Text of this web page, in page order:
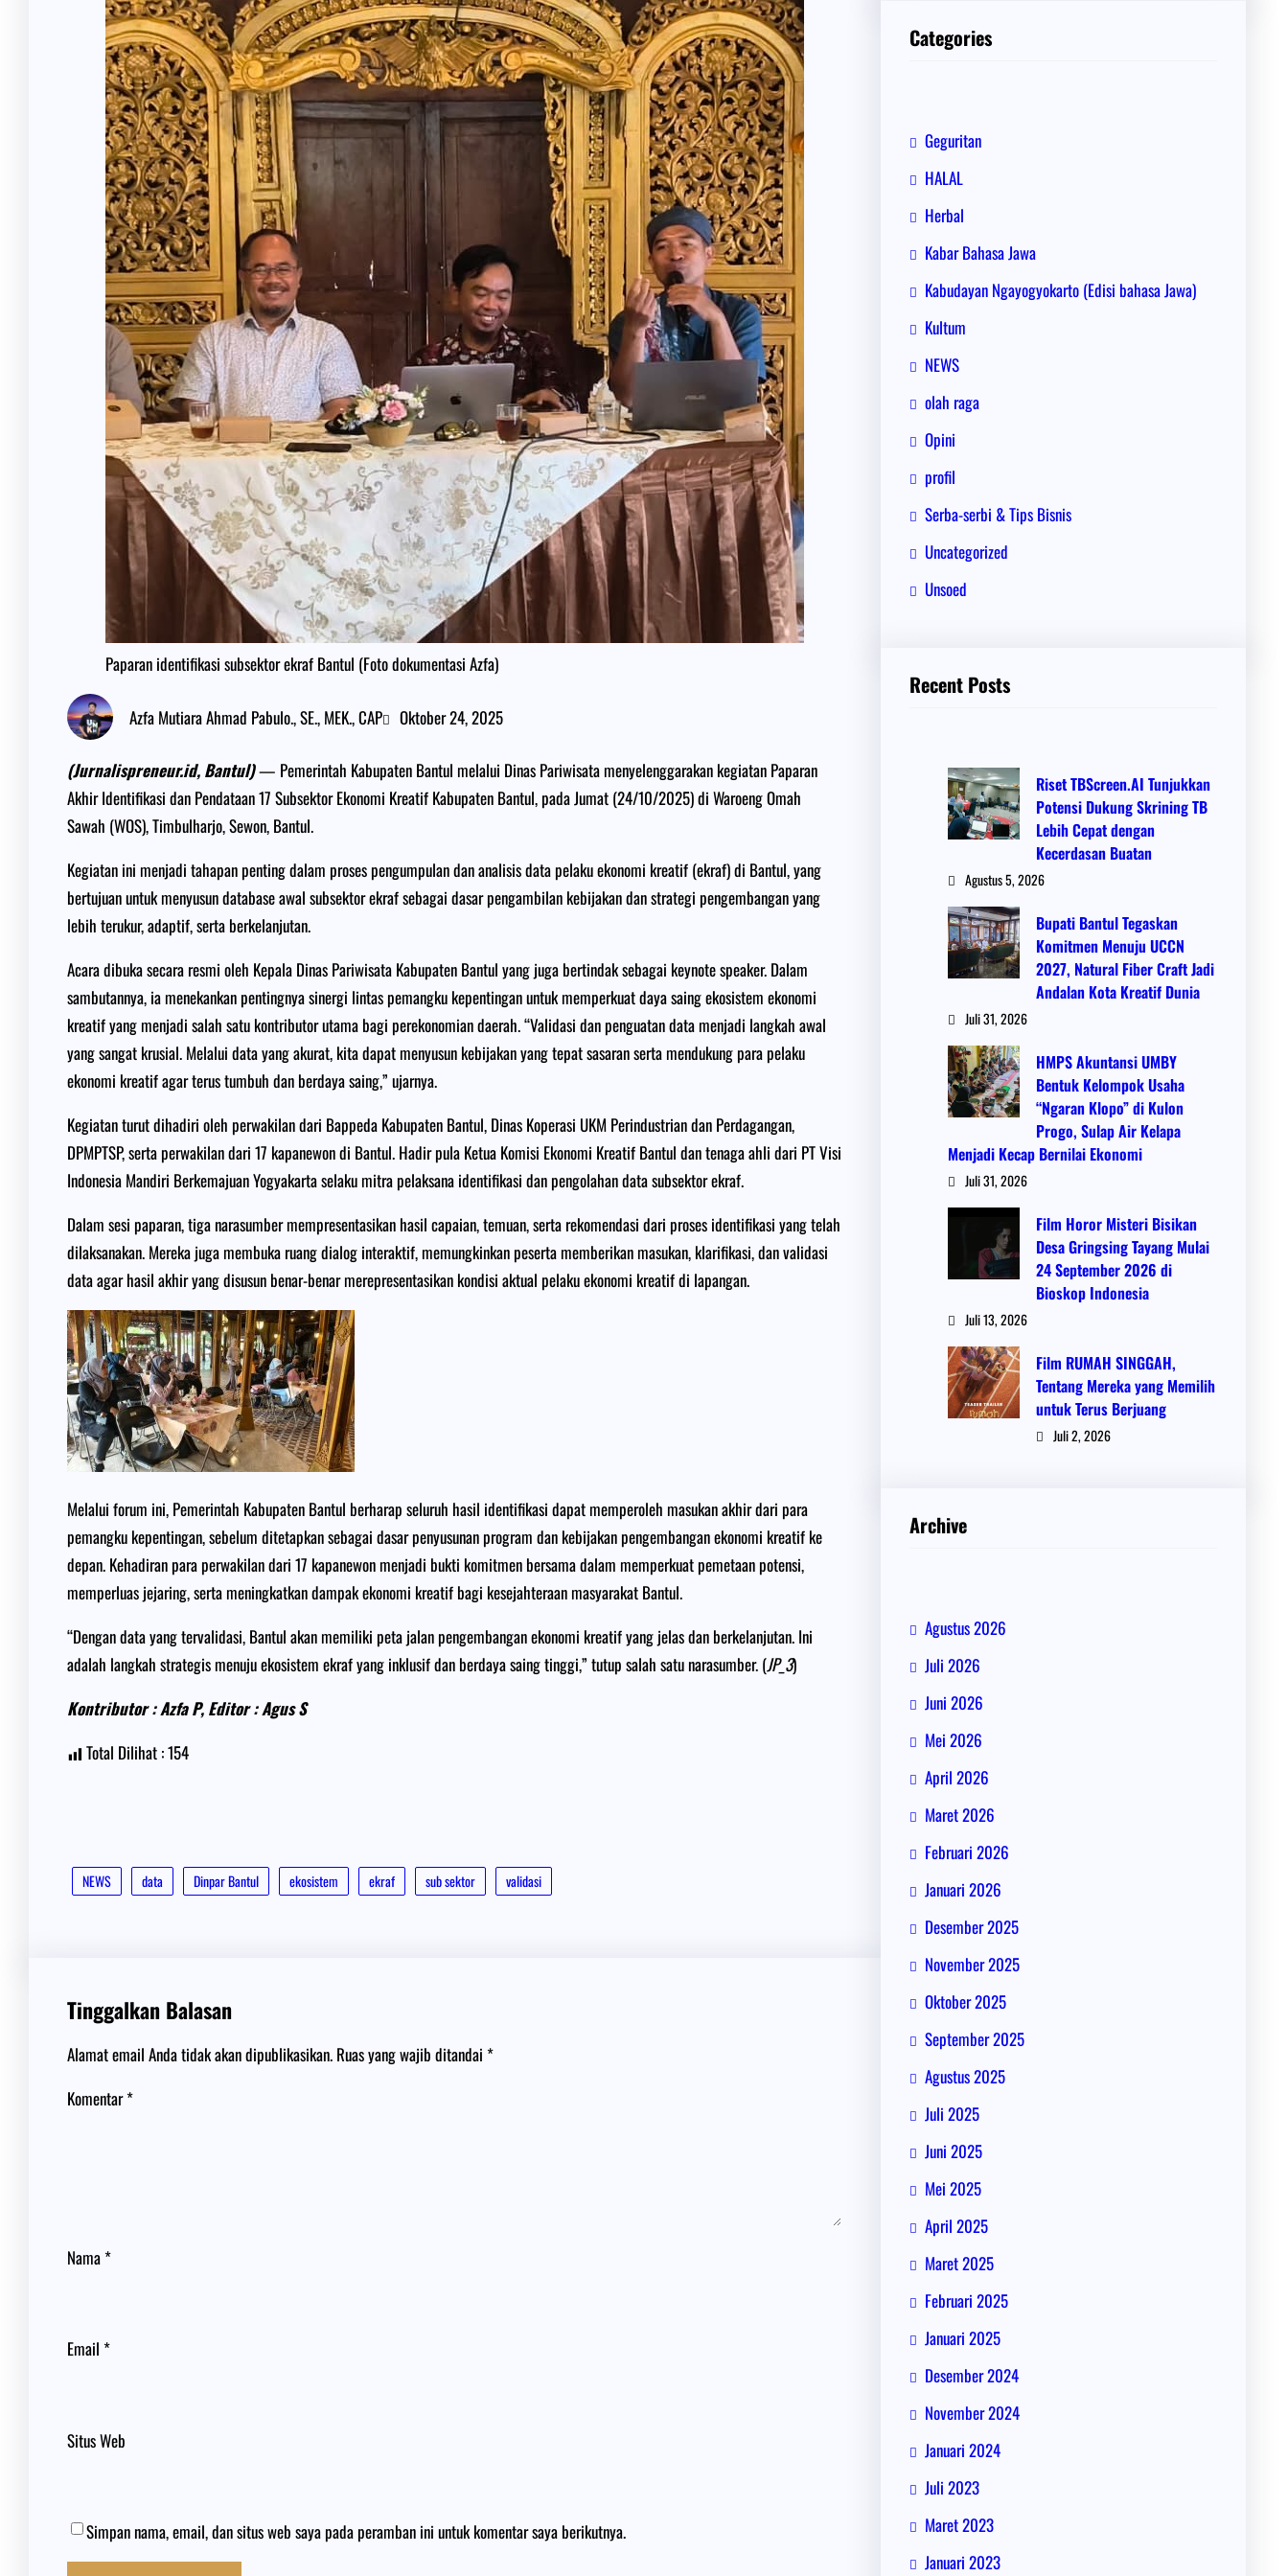
Paparan identifikasi subsektor ekraf Bantul (Foto dokumentasi Azfa)
Azfa Mutiara Ahmad Pabulo., SE., MEK., CAP Oktober 24, 2025
(Jurnalispreneur.id, Bantul)— Pemerintah Kabupaten Bantul melalui Dinas Pariwisata menyelenggarakan kegiatan Paparan
Akhir Identifikasi dan Pendataan 17 Subsektor Ekonomi Kreatif Kabupaten Bantul, pada Jumat (24/10/2025) di Waroeng Omah
Sawah (WOS), Timbulharjo, Sewon, Bantul.
Kegiatan ini menjadi tahapan penting dalam proses pengumpulan dan analisis data pelaku ekonomi kreatif (ekraf) di Bantul, yang
bertujuan untuk menyusun database awal subsektor ekraf sebagai dasar pengambilan kebijakan dan strategi pengembangan yang
lebih terukur, adaptif, serta berkelanjutan.
Acara dibuka secara resmi oleh Kepala Dinas Pariwisata Kabupaten Bantul yang juga bertindak sebagai keynote speaker. Dalam
sambutannya, ia menekankan pentingnya sinergi lintas pemangku kepentingan untuk memperkuat daya saing ekosistem ekonomi
kreatif yang menjadi salah satu kontributor utama bagi perekonomian daerah. “Validasi dan penguatan data menjadi langkah awal
yang sangat krusial. Melalui data yang akurat, kita dapat menyusun kebijakan yang tepat sasaran serta mendukung para pelaku
ekonomi kreatif agar terus tumbuh dan berdaya saing,” ujarnya.
Kegiatan turut dihadiri oleh perwakilan dari Bappeda Kabupaten Bantul, Dinas Koperasi UKM Perindustrian dan Perdagangan,
DPMPTSP, serta perwakilan dari 17 kapanewon di Bantul. Hadir pula Ketua Komisi Ekonomi Kreatif Bantul dan tenaga ahli dari PT Visi
Indonesia Mandiri Berkemajuan Yogyakarta selaku mitra pelaksana identifikasi dan pengolahan data subsektor ekraf.
Dalam sesi paparan, tiga narasumber mempresentasikan hasil capaian, temuan, serta rekomendasi dari proses identifikasi yang telah
dilaksanakan. Mereka juga membuka ruang dialog interaktif, memungkinkan peserta memberikan masukan, klarifikasi, dan validasi
data agar hasil akhir yang disusun benar-benar merepresentasikan kondisi aktual pelaku ekonomi kreatif di lapangan.
Melalui forum ini, Pemerintah Kabupaten Bantul berharap seluruh hasil identifikasi dapat memperoleh masukan akhir dari para
pemangku kepentingan, sebelum ditetapkan sebagai dasar penyusunan program dan kebijakan pengembangan ekonomi kreatif ke
depan. Kehadiran para perwakilan dari 17 kapanewon menjadi bukti komitmen bersama dalam memperkuat pemetaan potensi,
memperluas jejaring, serta meningkatkan dampak ekonomi kreatif bagi kesejahteraan masyarakat Bantul.
“Dengan data yang tervalidasi, Bantul akan memiliki peta jalan pengembangan ekonomi kreatif yang jelas dan berkelanjutan. Ini
adalah langkah strategis menuju ekosistem ekraf yang inklusif dan berdaya saing tinggi,” tutup salah satu narasumber. (JP_3)
Kontributor : Azfa P, Editor : Agus S
Total Dilihat :154
NEWS data Dinpar Bantul ekosistem ekraf sub sektor validasi
Tinggalkan Balasan
Alamat email Anda tidak akan dipublikasikan. Ruas yang wajib ditandai *
Komentar*
Nama *
Email *
Situs Web
Simpan nama, email, dan situs web saya pada peramban ini untuk komentar saya berikutnya.
Categories
Geguritan
HALAL
Herbal
Kabar Bahasa Jawa
Kabudayan Ngayogyokarto (Edisi bahasa Jawa)
Kultum
NEWS
olah raga
Opini
profil
Serba-serbi & Tips Bisnis
Uncategorized
Unsoed
Recent Posts
Riset TBScreen.AI Tunjukkan
Potensi Dukung Skrining TB
Lebih Cepat dengan
Kecerdasan Buatan
Agustus 5, 2026
Bupati Bantul Tegaskan
Komitmen Menuju UCCN
2027, Natural Fiber Craft Jadi
Andalan Kota Kreatif Dunia
Juli 31, 2026
HMPS Akuntansi UMBY
Bentuk Kelompok Usaha
“Ngaran Klopo” di Kulon
Progo, Sulap Air Kelapa
Menjadi Kecap Bernilai Ekonomi
Juli 31, 2026
Film Horor Misteri Bisikan
Desa Gringsing Tayang Mulai
24 September 2026 di
Bioskop Indonesia
Juli 13, 2026
Film RUMAH SINGGAH,
Tentang Mereka yang Memilih
untuk Terus Berjuang
Juli 2, 2026
Archive
Agustus 2026
Juli 2026
Juni 2026
Mei 2026
April 2026
Maret 2026
Februari 2026
Januari 2026
Desember 2025
November 2025
Oktober 2025
September 2025
Agustus 2025
Juli 2025
Juni 2025
Mei 2025
April 2025
Maret 2025
Februari 2025
Januari 2025
Desember 2024
November 2024
Januari 2024
Juli 2023
Maret 2023
Januari 2023